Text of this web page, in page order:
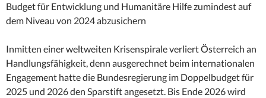
Budget für Entwicklung und Humanitäre Hilfe zumindest auf
dem Niveau von 2024 abzusichern
Inmitten einer weltweiten Krisenspirale verliert Österreich an
Handlungsfähigkeit, denn ausgerechnet beim internationalen
Engagement hatte die Bundesregierung im Doppelbudget für
2025 und 2026 den Sparstift angesetzt. Bis Ende 2026 wird